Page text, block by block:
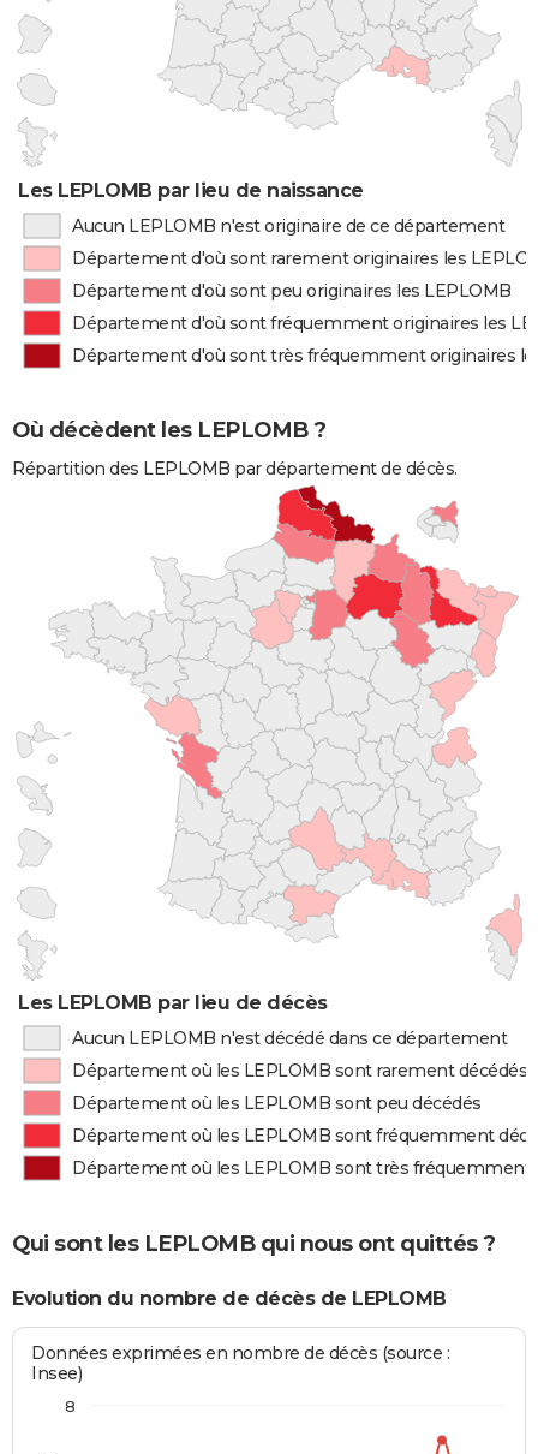
Les LEPLOMB par lieu de naissance
Aucun LEPLOMB n'est originaire de ce département
Département d'où sont rarement originaires les
Département d'où sont peu originaires les LEPLOMB
Département d'où sont fréquemment originaires les
Département d'où sont très fréquemment originaires
Où décèdent les LEPLOMB ?
Répartition des LEPLOMB par département de décès.
Les LEPLOMB par lieu de décès
Aucun LEPLOMB n'est décédé dans ce département
Département où les LEPLOMB sont rarement décédés
Département où les LEPLOMB sont peu décédés
Département où les LEPLOMB sont fréquemment
Département où les LEPLOMB sont très fréquemment
Qui sont les LEPLOMB qui nous ont quittés ?
Evolution du nombre de décès de LEPLOMB
Données exprimées en nombre de décès (source :
Insee)
8